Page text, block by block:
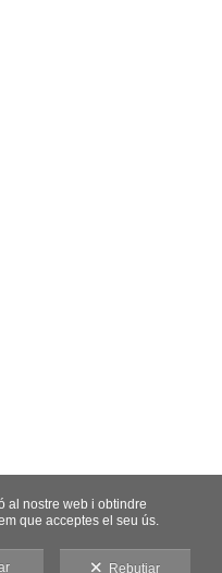
al nostre web i obtindre
que acceptes el seu ús.
Rebutjar